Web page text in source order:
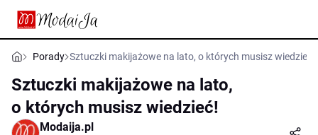
Porady Sztuczki makijażowe na lato, o których musisz wiedzieć!
Sztuczki makijażowe na lato,
o których musisz wiedzieć!
Modaija.pl